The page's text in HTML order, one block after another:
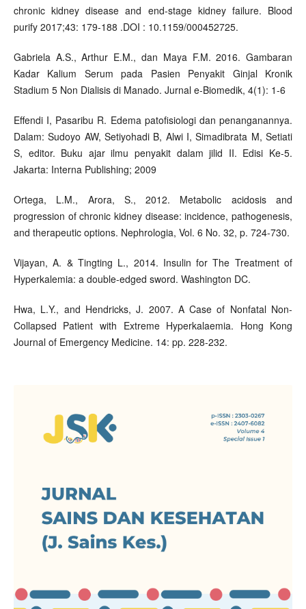
chronic kidney disease and end-stage kidney failure. Blood
purify 2017;43: 179-188 .DOI : 10.1159/000452725.
Gabriela A.S., Arthur E.M., dan Maya F.M. 2016. Gambaran
Kadar Kalium Serum pada Pasien Penyakit Ginjal Kronik
Stadium 5 Non Dialisis di Manado. Jurnal e-Biomedik, 4(1): 1-6
Effendi I, Pasaribu R. Edema patofisiologi dan penanganannya.
Dalam: Sudoyo AW, Setiyohadi B, Alwi I, Simadibrata M, Setiati
S, editor. Buku ajar ilmu penyakit dalam jilid II. Edisi Ke-5.
Jakarta: Interna Publishing; 2009
Ortega, L.M., Arora, S., 2012. Metabolic acidosis and
progression of chronic kidney disease: incidence, pathogenesis,
and therapeutic options. Nephrologia, Vol. 6 No. 32, p. 724-730.
Vijayan, A. & Tingting L., 2014. Insulin for The Treatment of
Hyperkalemia: a double-edged sword. Washington DC.
Hwa, L.Y., and Hendricks, J. 2007. A Case of Nonfatal Non-
Collapsed Patient with Extreme Hyperkalaemia. Hong Kong
Journal of Emergency Medicine. 14: pp. 228-232.